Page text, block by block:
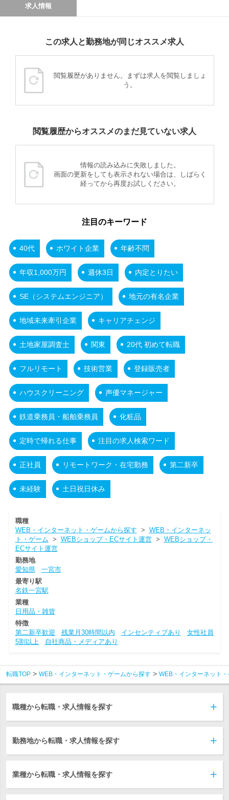
求人情報
この求人と勤務地が同じオススメ求人
閲覧履歴がありません。まずは求人を閲覧しましょ
う。
閲覧履歴からオススメのまだ見ていない求人
情報の読み込みに失敗しました。
画面の更新をしても表示されない場合は、しばらく
経ってから再度お試しください。
注目のキーワード
40代 ホワイト企業 年齢不問
年収1,000万円 週休3日 内定とりたい
SE（システムエンジニア） 地元の有名企業
地域未来牽引企業 キャリアチェンジ
土地家屋調査士 関東 20代 初めて転職
フルリモート 技術営業 登録販売者
ハウスクリーニング 声優マネージャー
鉄道乗務員・船舶乗務員 化粧品
定時で帰れる仕事 注目の求人検索ワード
正社員 リモートワーク・在宅勤務 第二新卒
未経験 土日祝日休み
職種
WEB・インターネット・ゲームから探す > WEB・インターネッ
ト・ゲーム > WEBショップ・ECサイト運営> WEBショップ・
ECサイト運営
勤務地
愛知県
一宮市
最寄り駅
名鉄一宮駅
業種
日用品・雑貨
特徴
第二新卒歓迎
残業月30時間以内 インセンティブあり
女性社員
5割以上
自社商品・メディアあり
転職TOP WEB・インターネット・ゲームから探す WEB・インターネット
職種から転職・求人情報を探す
勤務地から転職・求人情報を探す
業種から転職・求人情報を探す